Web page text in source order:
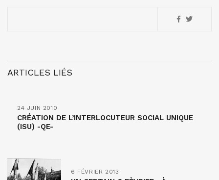
ARTICLES LIÉS
24 JUIN 2010
CRÉATION DE L’INTERLOCUTEUR SOCIAL UNIQUE
(ISU) -QE-
6 FÉVRIER 2013